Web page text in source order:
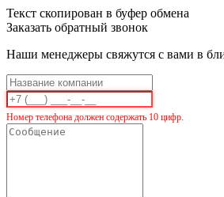
Текст скопирован в буфер обмена
Заказать обратный звонок
Наши менеджеры свяжутся с вами в
Номер телефона должен содержать 10 цифр.